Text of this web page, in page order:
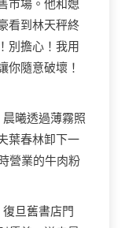
市場。他和媳
看到林天秤終
別擔心！我用
你隨意破壞！
曦透過薄霧照
葉春林卸下一
營業的牛肉粉
旦舊書店門